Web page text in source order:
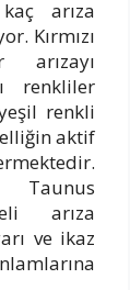
arıza
Kırmızı
arızayı
renkliler
renkli
aktif
arıza
ve ikaz